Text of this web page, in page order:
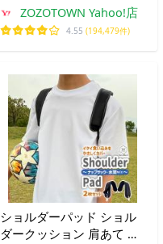
ZOZOTOWN Yahoo!店
4.55 (194,479件)
ショルダーパッド ショル
ダークッション 肩あて 持